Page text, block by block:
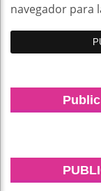
navegador para